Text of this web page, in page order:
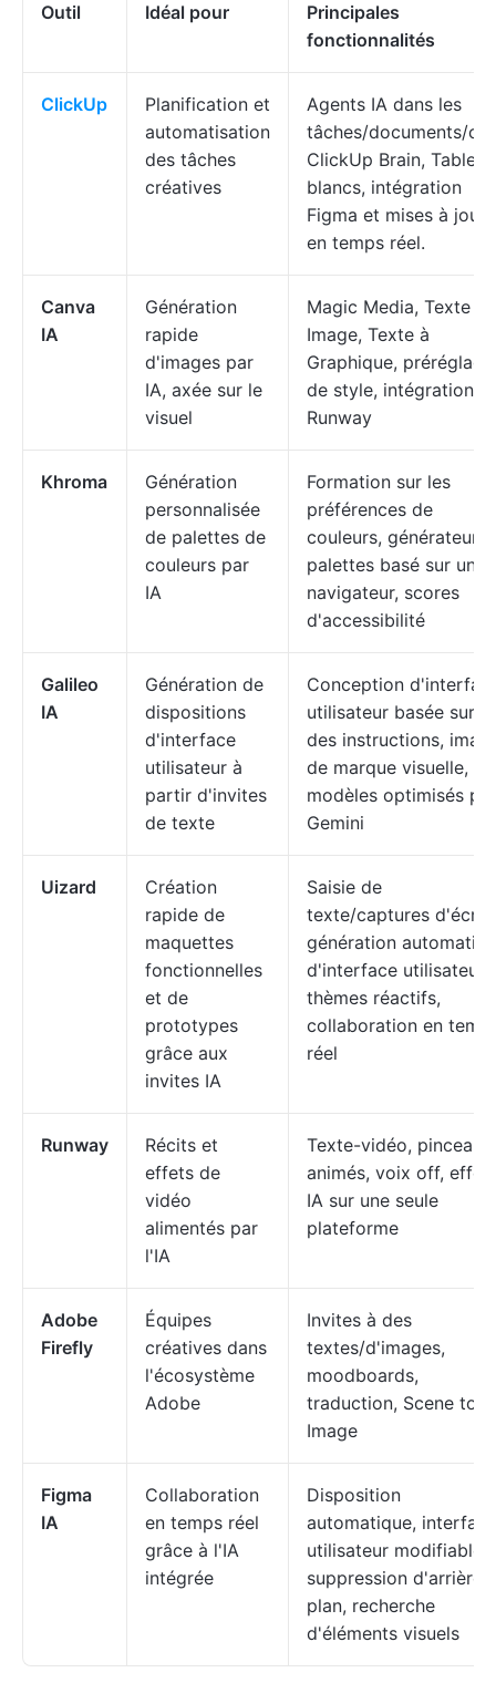
Outil Idéal pour
Principales
fonctionnalités
ClickUp
Planification et
automatisation
des tâches
créatives
Agents IA dans les
tâches/documents/
ClickUp Brain,
blancs, intégration
Figma et mises à jour
en temps réel.
Canva
IA
Génération
rapide
d'images par
IA, axée sur le
visuel
Magic Media, Texte à
Image, Texte à
Graphique,
de style, intégration
Runway
Khroma
Génération
personnalisée
de palettes de
couleurs par
IA
Formation sur les
préférences de
couleurs, générateur
palettes basé sur un
navigateur, scores
d'accessibilité
Galileo
IA
Génération de
dispositions
d'interface
utilisateur à
partir d'invites
de texte
Conception
utilisateur basée sur
des instructions,
de marque visuelle,
modèles optimisés par
Gemini
Uizard
Création
rapide de
maquettes
fonctionnelles
et de
prototypes
grâce aux
invites IA
Saisie de
texte/captures
génération
d'interface utilisateur,
thèmes réactifs,
collaboration en
réel
Runway
Récits et
effets de
vidéo
alimentés par
l'IA
Texte-vidéo, pinceaux
animés, voix off,
IA sur une seule
plateforme
Adobe
Firefly
Équipes
créatives dans
l'écosystème
Adobe
Invites à des
textes/d'images,
moodboards,
traduction, Scene to
Image
Figma
IA
Collaboration
en temps réel
grâce à l'IA
intégrée
Disposition
automatique,
utilisateur modifiables,
suppression d'arrière-
plan, recherche
d'éléments visuels